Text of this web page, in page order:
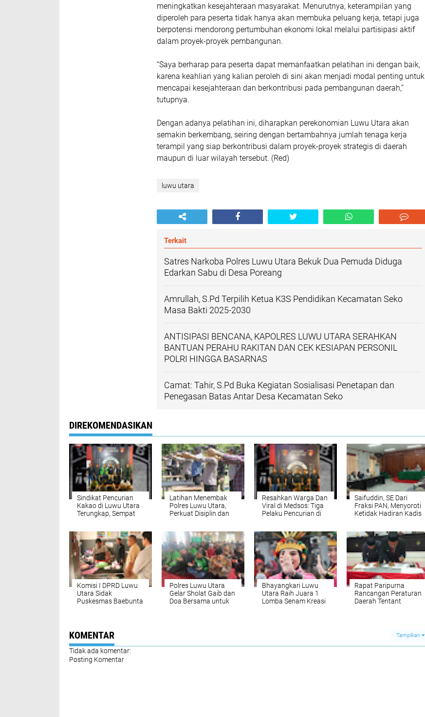
meningkatkan kesejahteraan masyarakat. Menurutnya, keterampilan yang
diperoleh para peserta tidak hanya akan membuka peluang kerja, tetapi juga
berpotensi mendorong pertumbuhan ekonomi lokal melalui partisipasi aktif
dalam proyek-proyek pembangunan.
“Saya berharap para peserta dapat memanfaatkan pelatihan ini dengan baik,
karena keahlian yang kalian peroleh di sini akan menjadi modal penting untuk
mencapai kesejahteraan dan berkontribusi pada pembangunan daerah,”
tutupnya.
Dengan adanya pelatihan ini, diharapkan perekonomian Luwu Utara akan
semakin berkembang, seiring dengan bertambahnya jumlah tenaga kerja
terampil yang siap berkontribusi dalam proyek-proyek strategis di daerah
maupun di luar wilayah tersebut. (Red)
luwu utara
Terkait
Satres Narkoba Polres Luwu Utara Bekuk Dua Pemuda Diduga
Edarkan Sabu di Desa Poreang
Amrullah, S.Pd Terpilih Ketua K3S Pendidikan Kecamatan Seko
Masa Bakti 2025-2030
ANTISIPASI BENCANA, KAPOLRES LUWU UTARA SERAHKAN
BANTUAN PERAHU RAKITAN DAN CEK KESIAPAN PERSONIL
POLRI HINGGA BASARNAS
Camat: Tahir, S.Pd Buka Kegiatan Sosialisasi Penetapan dan
Penegasan Batas Antar Desa Kecamatan Seko
DIREKOMENDASIKAN
Sindikat Pencurian
Kakao di Luwu Utara
Terungkap, Sempat
Polisi
Latihan Menembak
Polres Luwu Utara,
Perkuat Disiplin dan
Resahkan Warga Dan
Viral di Medsos: Tiga
Pelaku Pencurian di
Saifuddin, SE Dari
Fraksi PAN, Menyoroti
Ketidak Hadiran Kadis
Komisi I DPRD Luwu
Utara Sidak
Puskesmas Baebunta
Polres Luwu Utara
Gelar Sholat Gaib dan
Doa Bersama untuk
Bhayangkari Luwu
Utara Raih Juara 1
Lomba Senam Kreasi
Rapat Paripurna
Rancangan Peraturan
Daerah Tentant
KOMENTAR Tampilkan
Tidak ada komentar:
Posting Komentar